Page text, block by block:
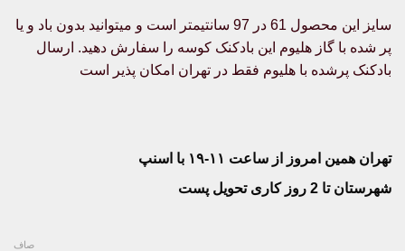
through
۶۸۰,۰۰۰تومان
سایز این محصول 61 در 97 سانتیمتر است و میتوانید بدون باد و یا
پر شده با گاز هلیوم این بادکنک کوسه را سفارش دهید. ارسال
بادکنک پرشده با هلیوم فقط در تهران امکان پذیر است
تهران همین امروز از ساعت ۱۱-۱۹ با اسنپ
شهرستان تا 2 روز کاری تحویل پست
صاف